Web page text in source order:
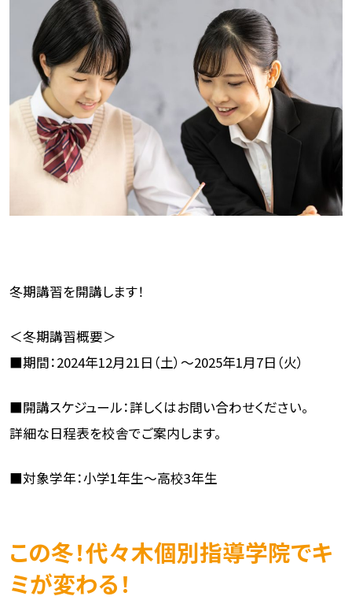
冬期講習を開講します！
＜冬期講習概要＞
■期間：2024年12月21日（土）～2025年1月7日（火）
■開講スケジュール：詳しくはお問い合わせください。
詳細な日程表を校舎でご案内します。
■対象学年：小学1年生～高校3年生
この冬！代々木個別指導学院でキ
ミが変わる！